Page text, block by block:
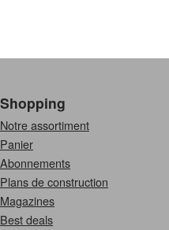
Shopping
Notre assortiment
Panier
Abonnements
Plans de construction
Magazines
Best deals